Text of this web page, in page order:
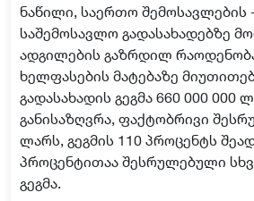
ნაწილი, საერთო შემოსავლების
საშემოსავლო გადასახადებზე
ადგილების გაზრდილ
ხელფასების მატებაზე
გადასახადის გეგმა 660 000 000
განისაზღვრა, ფაქტობრივი
ლარს, გეგმის 110 პროცენტს
პროცენტითაა შესრულებული
გეგმა.